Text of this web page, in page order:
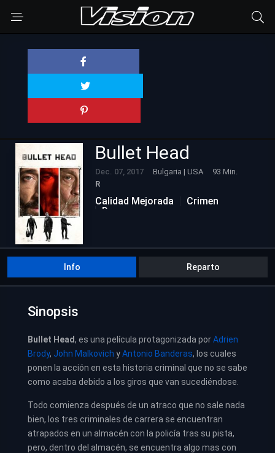
Bullet Head
Dec. 07, 2017 Bulgaria | USA
93 Min.
R
Calidad Mejorada
Crimen
Drama
Info Reparto
Sinopsis
Bullet Head, es una película protagonizada porAdrien
Brody, John Malkovich yAntonio Banderas, los cuales
ponen la acción en esta historia criminal que no se sabe
como acaba debido a los giros que van sucediéndose.
Todo comienza después de un atraco que no sale nada
bien, los tres criminales de carrera se encuentran
atrapados en un almacén con la policía tras su pista,
pero, dentro del almacén, se encuentra algo mas con